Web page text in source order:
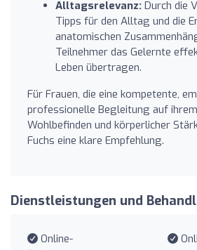
Alltagsrelevanz: Durch die
Tipps für den Alltag und die
anatomischen
Teilnehmer das Gelernte
Leben übertragen.
Für Frauen, die eine kompetente,
professionelle Begleitung auf
Wohlbefinden und körperlicher
Fuchs eine klare Empfehlung.
Dienstleistungen und
Online-